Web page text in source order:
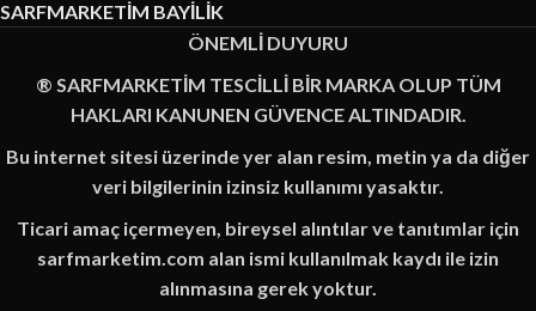
SARFMARKETİM BAYİLİK
ÖNEMLİ DUYURU
® SARFMARKETİM TESCİLLİ BİR MARKA OLUP TÜM
HAKLARI KANUNEN GÜVENCE ALTINDADIR.
Bu internet sitesi üzerinde yer alan resim, metin ya da diğer
veri bilgilerinin izinsiz kullanımı yasaktır.
Ticari amaç içermeyen, bireysel alıntılar ve tanıtımlar için
sarfmarketim.com alan ismi kullanılmak kaydı ile izin
alınmasına gerek yoktur.